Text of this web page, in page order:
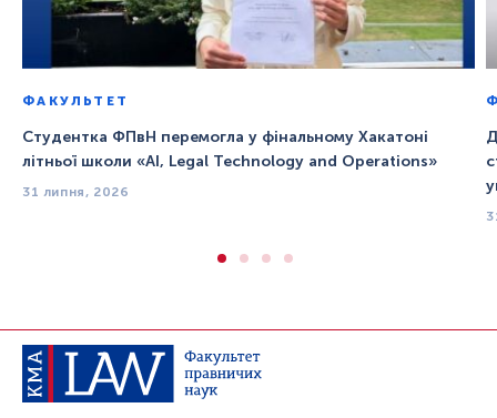
ФАКУЛЬТЕТ
Студентка ФПвН перемогла у фінальному Хакатоні
літньої школи «AI, Legal Technology and Operations»
31 липня, 2026